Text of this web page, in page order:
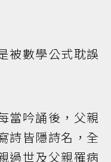
被數學公式耽誤
當吟誦後，父親
詩皆隱詩名，全
過世及父親罹病